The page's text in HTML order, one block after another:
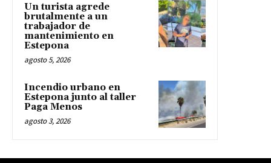
Un turista agrede
brutalmente a un
trabajador de
mantenimiento en
Estepona
agosto 5, 2026
Incendio urbano en
Estepona junto al taller
Paga Menos
agosto 3, 2026